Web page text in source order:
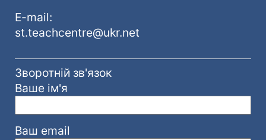
E-mail:
st.teachcentre@ukr.net
Зворотній зв'язок
Ваше ім'я
Ваш email